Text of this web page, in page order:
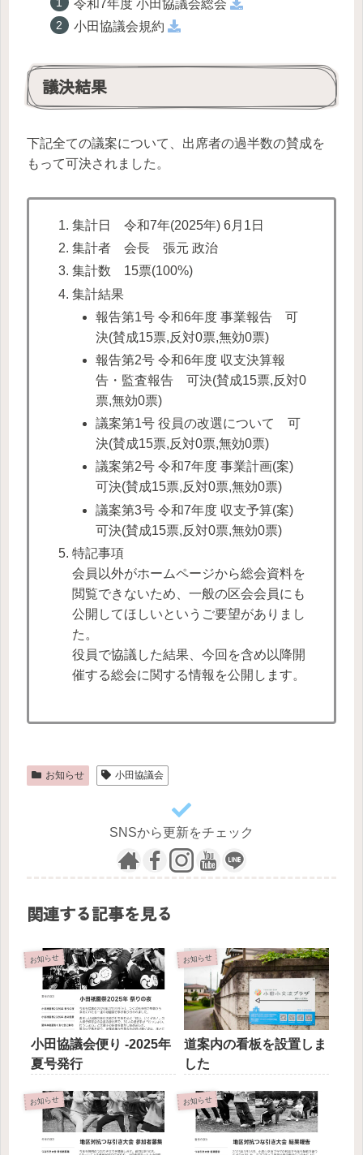
令和7年度 小田協議会総会
小田協議会規約
議決結果
下記全ての議案について、出席者の過半数の賛成を
もって可決されました。
集計日 令和7年(2025年) 6月1日
集計者 会長 張元 政治
集計数 15票(100%)
集計結果
報告第1号 令和6年度 事業報告 可
決(賛成15票,反対0票,無効0票)
報告第2号 令和6年度 収支決算報
告・監査報告 可決(賛成15票,反対0
票,無効0票)
議案第1号 役員の改選について 可
決(賛成15票,反対0票,無効0票)
議案第2号 令和7年度 事業計画(案)
可決(賛成15票,反対0票,無効0票)
議案第3号 令和7年度 収支予算(案)
可決(賛成15票,反対0票,無効0票)
特記事項
会員以外がホームページから総会資料を
閲覧できないため、一般の区会会員にも
公開してほしいというご要望がありまし
た。
役員で協議した結果、今回を含め以降開
催する総会に関する情報を公開します。
お知らせ 小田協議会
SNSから更新をチェック
関連する記事を見る
お知らせ
小田協議会便り -2025年
夏号発行
お知らせ
道案内の看板を設置しま
した
お知らせ お知らせ